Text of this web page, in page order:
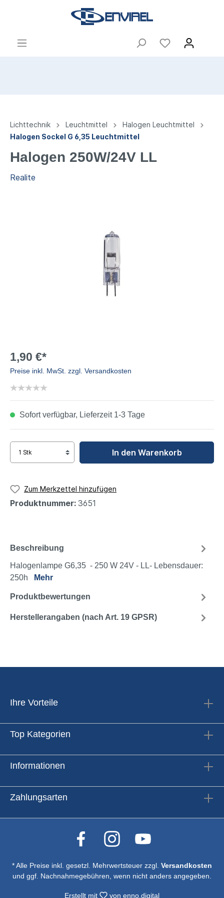
Lichttechnik Leuchtmittel
Halogen Leuchtmittel
Halogen Sockel G 6,35 Leuchtmittel
Halogen 250W/24V LL
Realite
1,90 €*
Preise inkl. MwSt. zzgl. Versandkosten
Sofort verfügbar, Lieferzeit 1-3 Tage
In den Warenkorb
Zum Merkzettel hinzufügen
Produktnummer: 3651
Beschreibung
Halogenlampe G6,35 - 250 W 24V - LL- Lebensdauer:
250h
Mehr
Produktbewertungen
Herstellerangaben (nach Art. 19 GPSR)
Ihre Vorteile
Top Kategorien
Informationen
Zahlungsarten
* Alle Preise inkl. gesetzl. Mehrwertsteuer zzgl. Versandkosten
und ggf. Nachnahmegebühren, wenn nicht anders angegeben.
Erstellt mit vonenno.digital